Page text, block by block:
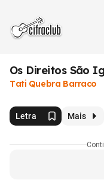
Os Direitos São
Tati Quebra Barraco
Letra Mais